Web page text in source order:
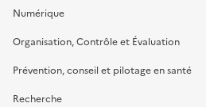
Numérique
Organisation, Contrôle et Évaluation
Prévention, conseil et pilotage en santé
Recherche